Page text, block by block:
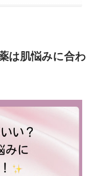
は肌悩みに合わ